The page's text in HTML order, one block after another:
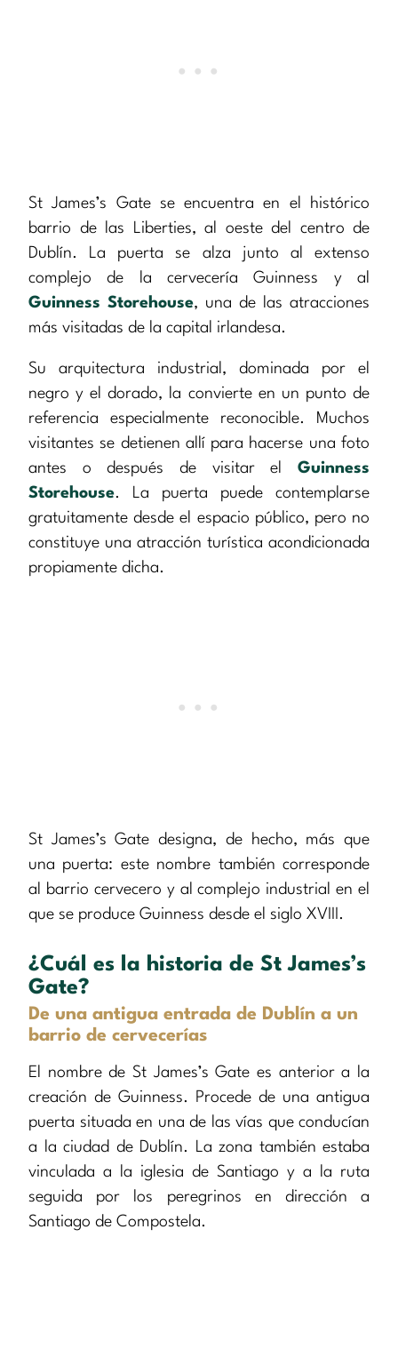
St James’s Gate se encuentra en el histórico
barrio de las Liberties, al oeste del centro de
Dublín. La puerta se alza junto al extenso
complejo de la cervecería Guinness y al
Guinness Storehouse, una de las atracciones
más visitadas de la capital irlandesa.
Su arquitectura industrial, dominada por el
negro y el dorado, la convierte en un punto de
referencia especialmente reconocible. Muchos
visitantes se detienen allí para hacerse una foto
antes o después de visitar el Guinness
Storehouse. La puerta puede contemplarse
gratuitamente desde el espacio público, pero no
constituye una atracción turística acondicionada
propiamente dicha.
St James’s Gate designa, de hecho, más que
una puerta: este nombre también corresponde
al barrio cervecero y al complejo industrial en el
que se produce Guinness desde el siglo XVIII.
¿Cuál es la historia de St James’s
Gate?
De una antigua entrada de Dublín a un
barrio de cervecerías
El nombre de St James’s Gate es anterior a la
creación de Guinness. Procede de una antigua
puerta situada en una de las vías que conducían
a la ciudad de Dublín. La zona también estaba
vinculada a la iglesia de Santiago y a la ruta
seguida por los peregrinos en dirección a
Santiago de Compostela.